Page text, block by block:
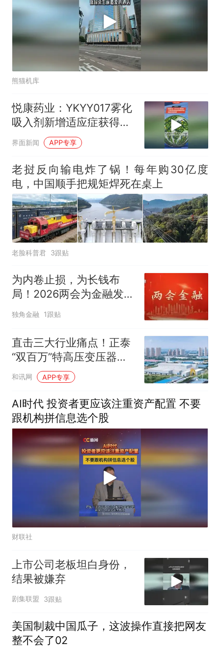
熊猫机库
悦康药业：YKYY017雾化
吸入剂新增适应症获得国
家药监局临床试验批准
界面新闻 APP专享
老挝反向输电炸了锅！每年购30亿度
电，中国顺手把规矩焊死在桌上
老脸科普君 3跟贴
为内卷止损，为长钱布
局！2026两会为金融发展
划重点
独角金融 1跟贴
直击三大行业痛点！正泰
“双百万”特高压变压器一
次试验成功
和讯网 APP专享
AI时代 投资者更应该注重资产配置 不要
跟机构拼信息选个股
财联社
上市公司老板坦白身份，
结果被嫌弃
剧集联盟 3跟贴
美国制裁中国瓜子，这波操作直接把网友
整不会了02